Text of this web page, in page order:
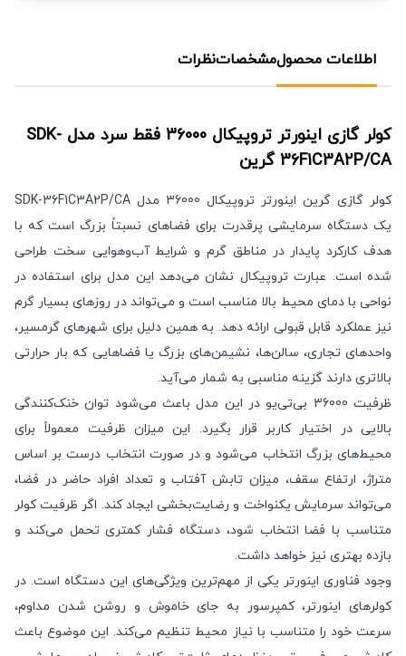
اطلاعات محصولمشخصاتنظرات
کولر گازی اینورتر تروپیکال 36000 فقط سرد مدل SDK-
36F1C3A2P/CA گرین
کولر گازی گرین اینورتر تروپیکال 36000 مدل SDK-36F1C3A2P/CA
یک دستگاه سرمایشی پرقدرت برای فضاهای نسبتاً بزرگ است که با
هدف کارکرد پایدار در مناطق گرم و شرایط آب‌وهوایی سخت طراحی
شده است. عبارت تروپیکال نشان می‌دهد این مدل برای استفاده در
نواحی با دمای محیط بالا مناسب است و می‌تواند در روزهای بسیار گرم
نیز عملکرد قابل قبولی ارائه دهد. به همین دلیل برای شهرهای گرمسیر،
واحدهای تجاری، سالن‌ها، نشیمن‌های بزرگ یا فضاهایی که بار حرارتی
بالاتری دارند گزینه مناسبی به شمار می‌آید.
ظرفیت 36000 بی‌تی‌یو در این مدل باعث می‌شود توان خنک‌کنندگی
بالایی در اختیار کاربر قرار بگیرد. این میزان ظرفیت معمولاً برای
محیط‌های بزرگ انتخاب می‌شود و در صورت انتخاب درست بر اساس
متراژ، ارتفاع سقف، میزان تابش آفتاب و تعداد افراد حاضر در فضا،
می‌تواند سرمایش یکنواخت و رضایت‌بخشی ایجاد کند. اگر ظرفیت کولر
متناسب با فضا انتخاب شود، دستگاه فشار کمتری تحمل می‌کند و
بازده بهتری نیز خواهد داشت.
وجود فناوری اینورتر یکی از مهم‌ترین ویژگی‌های این دستگاه است. در
کولرهای اینورتر، کمپرسور به جای خاموش و روشن شدن مداوم،
سرعت خود را متناسب با نیاز محیط تنظیم می‌کند. این موضوع باعث